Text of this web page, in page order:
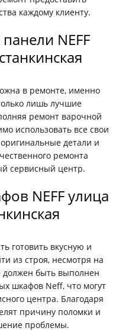
каждому клиенту.
NEFF
в ремонте, именно
лишь лучшие
ремонт варочной
использовать все свои
детали и
ремонта
сервисный центр.
NEFF улица
готовить вкусную и
из строя, несмотря на
должен быть выполнен
шкафов Neff, что могут
центра. Благодаря
причину поломки и
проблемы.